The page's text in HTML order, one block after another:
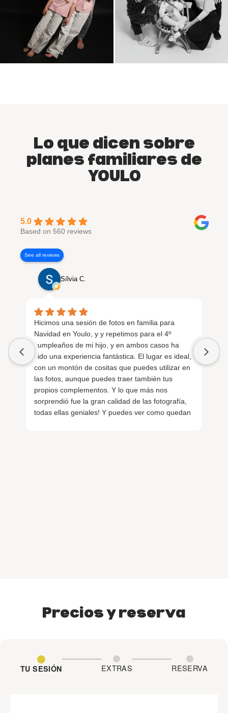
Lo que dicen sobre
planes familiares de
YOULO
5.0
Based on 560 reviews
See all reviews
Sílvia C.
Hicimos una sesión de fotos en familia para
Navidad en Youlo, y y repetimos para el 4º
cumpleaños de mi hijo, y en ambos casos ha
sido una experiencia fantástica. El lugar es ideal,
con un montón de cositas que puedes utilizar en
las fotos, aunque puedes traer también tus
propios complementos. Y lo que más nos
sorprendió fue la gran calidad de las fotografía,
todas ellas geniales! Y puedes ver como quedan
Precios y reserva
TU SESIÓN EXTRAS RESERVA